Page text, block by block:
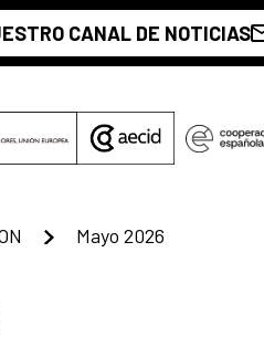
CANAL DE NOTICIAS
Mayo 2026